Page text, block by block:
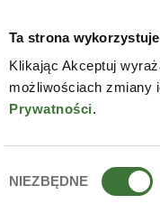
Ta strona
Klikając Akceptuj
możliwościach zmiany
Prywatności.
zgody
NIEZBĘDNE
PRODUCTOS
ZIAJA GEL DE BAÑO